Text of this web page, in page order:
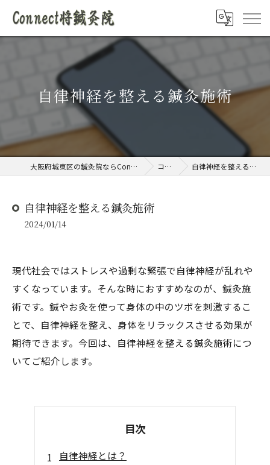
自律神経を整える鍼灸施術
大阪府城東区の鍼灸院ならConnect将鍼灸院 コラム 自律神経を整える鍼灸施術
自律神経を整える鍼灸施術
2024/01/14
現代社会ではストレスや過剰な緊張で自律神経が乱れや
すくなっています。そんな時におすすめなのが、鍼灸施
術です。鍼やお灸を使って身体の中のツボを刺激するこ
とで、自律神経を整え、身体をリラックスさせる効果が
期待できます。今回は、自律神経を整える鍼灸施術につ
いてご紹介します。
目次
自律神経とは？